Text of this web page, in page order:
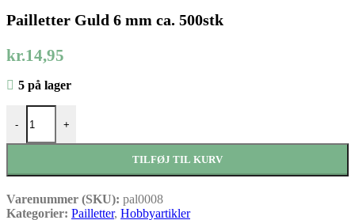
Pailletter Guld 6 mm ca. 500stk
kr.14,95
5 på lager
-
Pailletter Guld 6 mm ca. 500stk antal
+
TILFØJ TIL KURV
Varenummer (SKU): pal0008
Kategorier: Pailletter, Hobbyartikler